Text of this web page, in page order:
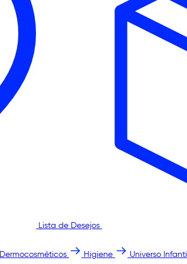
Lista de Desejos
Dermocosméticos Higiene Universo Infantil